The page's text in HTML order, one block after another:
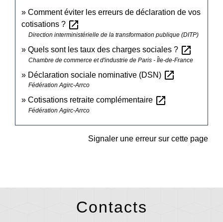
Comment éviter les erreurs de déclaration de vos
cotisations ? open_in_new
Direction interministérielle de la transformation publique (DITP)
Quels sont les taux des charges sociales ? open_in_new
Chambre de commerce et d'industrie de Paris - Île-de-France
Déclaration sociale nominative (DSN) open_in_new
Fédération Agirc-Arrco
Cotisations retraite complémentaire open_in_new
Fédération Agirc-Arrco
Signaler une erreur sur cette page
Contacts